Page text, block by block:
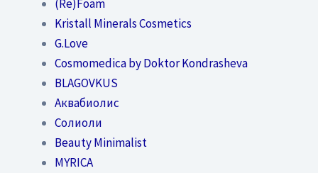
(Re)Foam
Kristall Minerals Cosmetics
G.Love
Cosmomedica by Doktor Kondrasheva
BLAGOVKUS
Аквабиолис
Солиоли
Beauty Minimalist
MYRICA